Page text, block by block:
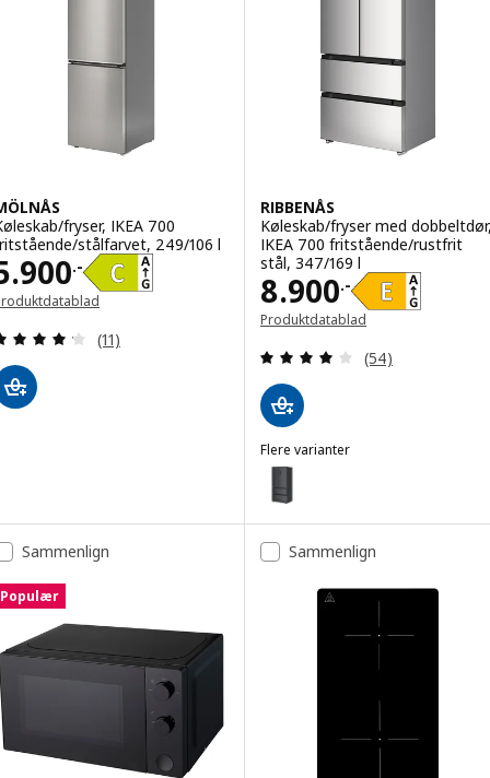
fryser, IKEA 700
stålfarvet, 249/106 l
.-
5900.-
Anmeld: 4.2 ud af 5 Stjerner. Anmeldelser i alt:
(11)
RIBBENÅS
Køleskab/fryser med
IKEA 700 fritstående/rustfrit
stål, 347/169 l
8.900.-
Pris 8900.-
Produktdatablad
Anmeld: 4.1 ud
(54)
Flere varianter
RIBBENÅS
Sammenlign
Populær
Sammenlign